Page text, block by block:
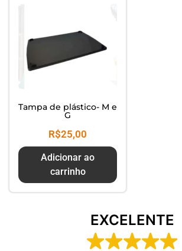
Tampa de plástico- M e
G
R$25,00
Adicionar ao
carrinho
EXCELENTE